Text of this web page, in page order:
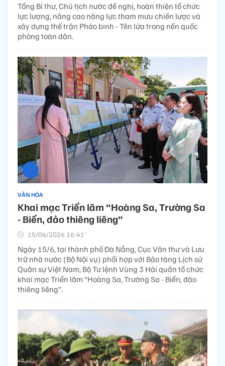
Tổng Bí thư, Chủ tịch nước đề nghị, hoàn thiện tổ chức
lực lượng, nâng cao năng lực tham mưu chiến lược và
xây dựng thế trận Pháo binh - Tên lửa trong nền quốc
phòng toàn dân.
VĂN HÓA
Khai mạc Triển lãm “Hoàng Sa, Trường Sa
- Biển, đảo thiêng liêng”
15/06/2026 16:41’
Ngày 15/6, tại thành phố Đà Nẵng, Cục Văn thư và Lưu
trữ nhà nước (Bộ Nội vụ) phối hợp với Bảo tàng Lịch sử
Quân sự Việt Nam, Bộ Tư lệnh Vùng 3 Hải quân tổ chức
khai mạc Triển lãm “Hoàng Sa, Trường Sa - Biển, đảo
thiêng liêng”.